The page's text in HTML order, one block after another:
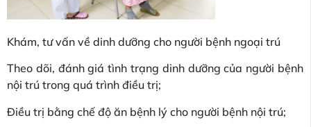
Khám, tư vấn về dinh dưỡng cho người bệnh ngoại trú
Theo dõi, đánh giá tình trạng dinh dưỡng của người bệnh
nội trú trong quá trình điều trị;
Điều trị bằng chế độ ăn bệnh lý cho người bệnh nội trú;